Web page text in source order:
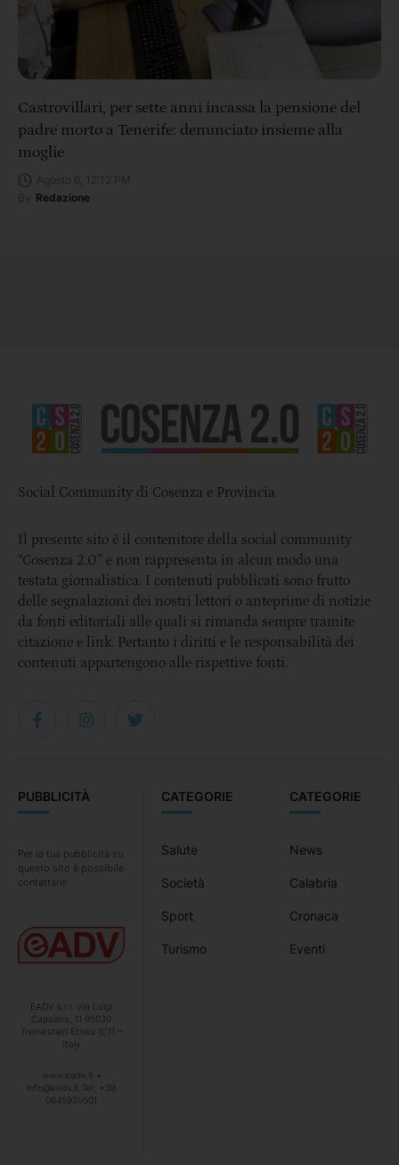
Castrovillari, per sette anni incassa la pensione del
padre morto a Tenerife: denunciato insieme alla
moglie
Redazione
CATEGORIE
News
Calabria
Cronaca
Eventi
CATEGORIE
Salute
Società
Sport
Turismo
PUBBLICITÀ
Per la tua pubblicità su
questo sito è possibile
contattare:
EADV s.r.l. Via Luigi
Capuana, 11 95030
Tremestieri Etneo (CT) –
Italy
www.eadv.it •
info@eadv.it Tel: +39
0645920501
Social Community di Cosenza e Provincia
Il presente sito è il contenitore della social community
“Cosenza 2.0” e non rappresenta in alcun modo una
testata giornalistica. I contenuti pubblicati sono frutto
delle segnalazioni dei nostri lettori o anteprime di notizie
da fonti editoriali alle quali si rimanda sempre tramite
citazione e link. Pertanto i diritti e le responsabilità dei
contenuti appartengono alle rispettive fonti.